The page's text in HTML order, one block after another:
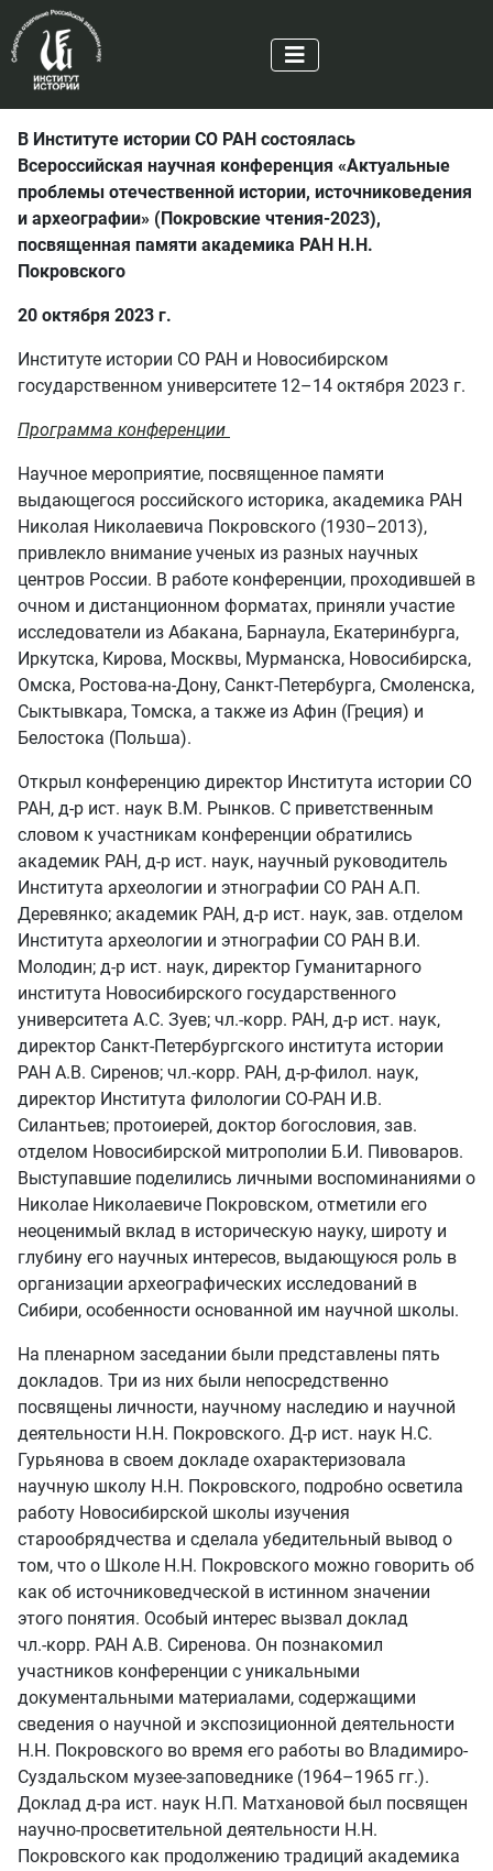
В Институте истории СО РАН состоялась
Всероссийская научная конференция «Актуальные
проблемы отечественной истории, источниковедения
и археографии» (Покровские чтения-2023),
посвященная памяти академика РАН Н.Н.
Покровского
20 октября 2023 г.
Институте истории СО РАН и Новосибирском
государственном университете 12–14 октября 2023 г.
Программа конференции
Научное мероприятие, посвященное памяти
выдающегося российского историка, академика РАН
Николая Николаевича Покровского (1930–2013),
привлекло внимание ученых из разных научных
центров России. В работе конференции, проходившей в
очном и дистанционном форматах, приняли участие
исследователи из Абакана, Барнаула, Екатеринбурга,
Иркутска, Кирова, Москвы, Мурманска, Новосибирска,
Омска, Ростова‑на‑Дону, Санкт-Петербурга, Смоленска,
Сыктывкара, Томска, а также из Афин (Греция) и
Белостока (Польша).
Открыл конференцию директор Института истории СО
РАН, д‑р ист. наук В.М. Рынков. С приветственным
словом к участникам конференции обратились
академик РАН, д‑р ист. наук, научный руководитель
Института археологии и этнографии СО РАН А.П.
Деревянко; академик РАН, д‑р ист. наук, зав. отделом
Института археологии и этнографии СО РАН В.И.
Молодин; д‑р ист. наук, директор Гуманитарного
института Новосибирского государственного
университета А.С. Зуев; чл.‑корр. РАН, д‑р ист. наук,
директор Санкт‑Петербургского института истории
РАН А.В. Сиренов; чл.‑корр. РАН, д‑р‑филол. наук,
директор Института филологии СО‑РАН И.В.
Силантьев; протоиерей, доктор богословия, зав.
отделом Новосибирской митрополии Б.И. Пивоваров.
Выступавшие поделились личными воспоминаниями о
Николае Николаевиче Покровском, отметили его
неоценимый вклад в историческую науку, широту и
глубину его научных интересов, выдающуюся роль в
организации археографических исследований в
Сибири, особенности основанной им научной школы.
На пленарном заседании были представлены пять
докладов. Три из них были непосредственно
посвящены личности, научному наследию и научной
деятельности Н.Н. Покровского. Д‑р ист. наук Н.С.
Гурьянова в своем докладе охарактеризовала
научную школу Н.Н. Покровского, подробно осветила
работу Новосибирской школы изучения
старообрядчества и сделала убедительный вывод о
том, что о Школе Н.Н. Покровского можно говорить об
как об источниковедческой в истинном значении
этого понятия. Особый интерес вызвал доклад
чл.‑корр. РАН А.В. Сиренова. Он познакомил
участников конференции с уникальными
документальными материалами, содержащими
сведения о научной и экспозиционной деятельности
Н.Н. Покровского во время его работы во Владимиро-
Суздальском музее-заповеднике (1964–1965 гг.).
Доклад д‑ра ист. наук Н.П. Матхановой был посвящен
научно-просветительной деятельности Н.Н.
Покровского как продолжению традиций академика